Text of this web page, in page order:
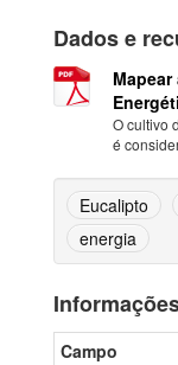
Dados e
O cultivo
é
Eucalipto
energia
Campo